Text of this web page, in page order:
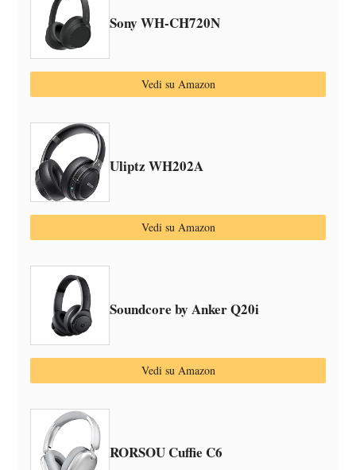
Sony WH-CH720N
Vedi su Amazon
Uliptz WH202A
Vedi su Amazon
Soundcore by Anker Q20i
Vedi su Amazon
RORSOU Cuffie C6